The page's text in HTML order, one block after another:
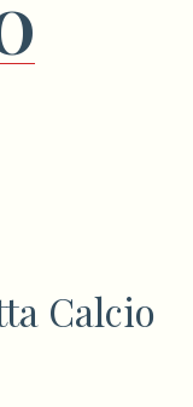
Calcio